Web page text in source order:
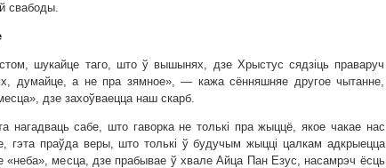
свабоды.
шукайце таго, што ў вышынях, дзе Хрыстус сядзіць праваруч
думайце, а не пра зямное», — кажа сённяшняе другое чытанне,
дзе захоўваецца наш скарб.
нагадваць сабе, што гаворка не толькі пра жыццё, якое чакае нас
гэта праўда веры, што толькі ў будучым жыцці цалкам адкрыецца
месца, дзе прабывае ў хвале Айца Пан Езус, насамрэч ёсць